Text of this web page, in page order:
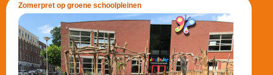
Zomerpret op groene schoolpleinen